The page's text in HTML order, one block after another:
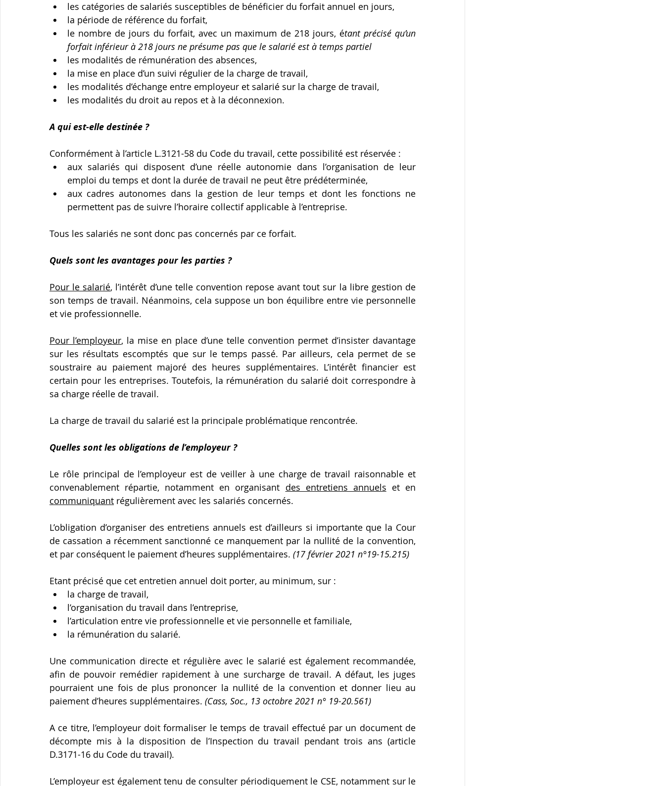
les catégories de salariés susceptibles de bénéficier du forfait annuel en jours,
la période de référence du forfait,
le nombre de jours du forfait, avec un maximum de 218 jours, étant précisé qu’un
forfait inférieur à 218 jours ne présume pas que le salarié est à temps partiel
les modalités de rémunération des absences,
la mise en place d’un suivi régulier de la charge de travail,
les modalités d’échange entre employeur et salarié sur la charge de travail,
les modalités du droit au repos et à la déconnexion.
A qui est-elle destinée ?
Conformément à l’article L.3121-58 du Code du travail, cette possibilité est réservée :
aux salariés qui disposent d’une réelle autonomie dans l’organisation de leur
emploi du temps et dont la durée de travail ne peut être prédéterminée,
aux cadres autonomes dans la gestion de leur temps et dont les fonctions ne
permettent pas de suivre l’horaire collectif applicable à l’entreprise.
Tous les salariés ne sont donc pas concernés par ce forfait.
Quels sont les avantages pour les parties ?
Pour le salarié, l’intérêt d’une telle convention repose avant tout sur la libre gestion de
son temps de travail. Néanmoins, cela suppose un bon équilibre entre vie personnelle
et vie professionnelle.
Pour l’employeur, la mise en place d’une telle convention permet d’insister davantage
sur les résultats escomptés que sur le temps passé. Par ailleurs, cela permet de se
soustraire au paiement majoré des heures supplémentaires. L’intérêt financier est
certain pour les entreprises. Toutefois, la rémunération du salarié doit correspondre à
sa charge réelle de travail.
La charge de travail du salarié est la principale problématique rencontrée.
Quelles sont les obligations de l’employeur ?
Le rôle principal de l’employeur est de veiller à une charge de travail raisonnable et
convenablement répartie, notamment en organisant des entretiens annuels
communiquant régulièrement avec les salariés concernés.
L’obligation d’organiser des entretiens annuels est d’ailleurs si importante que la Cour
de cassation a récemment sanctionné ce manquement par la nullité de la convention,
et par conséquent le paiement d’heures supplémentaires. (17 février 2021 n°19-15.215)
Etant précisé que cet entretien annuel doit porter, au minimum, sur :
la charge de travail,
l’organisation du travail dans l’entreprise,
l’articulation entre vie professionnelle et vie personnelle et familiale,
la rémunération du salarié.
Une communication directe et régulière avec le salarié est également recommandée,
afin de pouvoir remédier rapidement à une surcharge de travail. A défaut, les juges
pourraient une fois de plus prononcer la nullité de la convention et donner lieu au
paiement d’heures supplémentaires. (Cass, Soc., 13 octobre 2021 n° 19-20.561)
A ce titre, l’employeur doit formaliser le temps de travail effectué par un document de
décompte mis à la disposition de l’Inspection du travail pendant trois ans (article
D.3171-16 du Code du travail).
L’employeur est également tenu de consulter périodiquement le CSE, notamment sur le